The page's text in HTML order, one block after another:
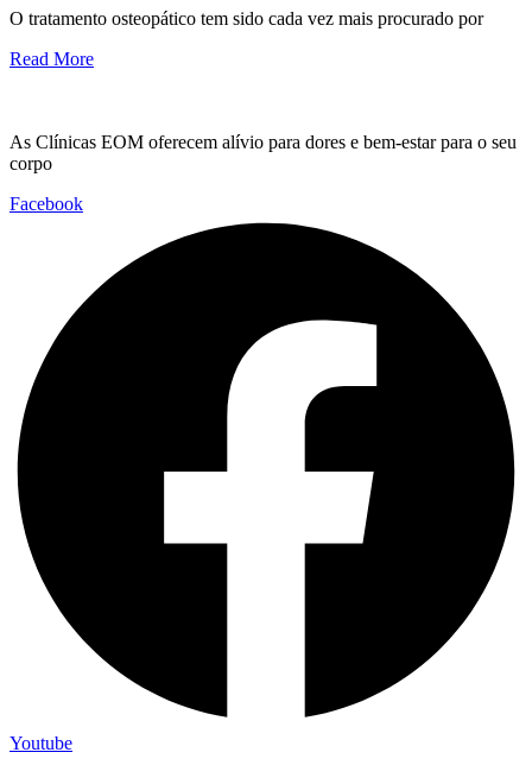
O tratamento osteopático tem sido cada vez mais procurado por
Read More
As Clínicas EOM oferecem alívio para dores e bem-estar para o seu
corpo
Facebook
Youtube